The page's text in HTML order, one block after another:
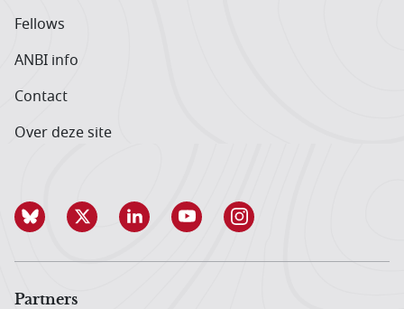
Fellows
ANBI info
Contact
Over deze site
Partners